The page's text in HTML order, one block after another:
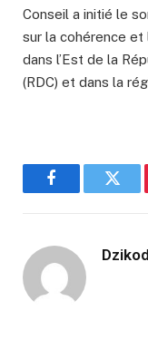
Conseil a initié le
sur la cohérence
dans l’Est de la
(RDC) et dans la
Facebook